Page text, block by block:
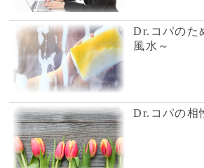
占いの泉では、TVで話題の有名占い師、流行
の電話占い師の中から当たると評判の占い師を
ピックアップして紹介しております。単純なプ
ロフィール紹介だけではなく、有名占い師や電